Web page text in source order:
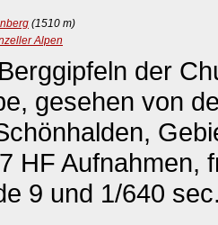
(1510 m)
Alpen
der
gesehen von
HF Aufnahmen,
9 und 1/640